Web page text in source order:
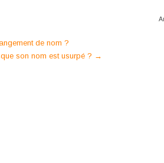
de nom ?
son nom est usurpé ? →